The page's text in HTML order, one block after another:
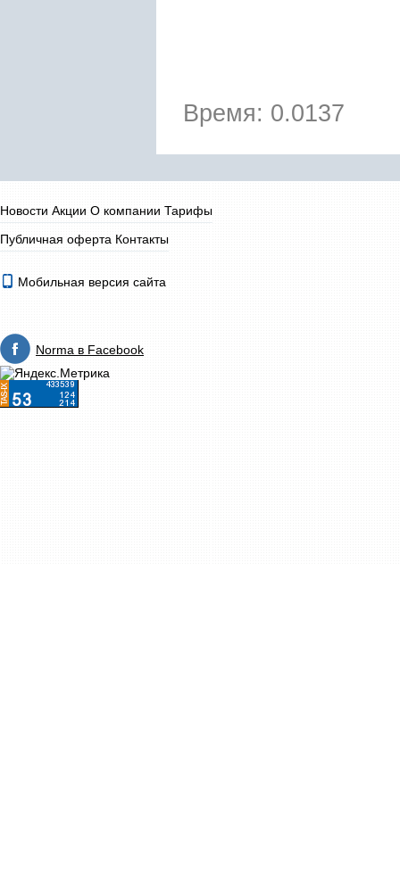
Время: 0.0137
Новости Акции О компании Тарифы
Публичная оферта Контакты
Мобильная версия сайта
Norma в Facebook